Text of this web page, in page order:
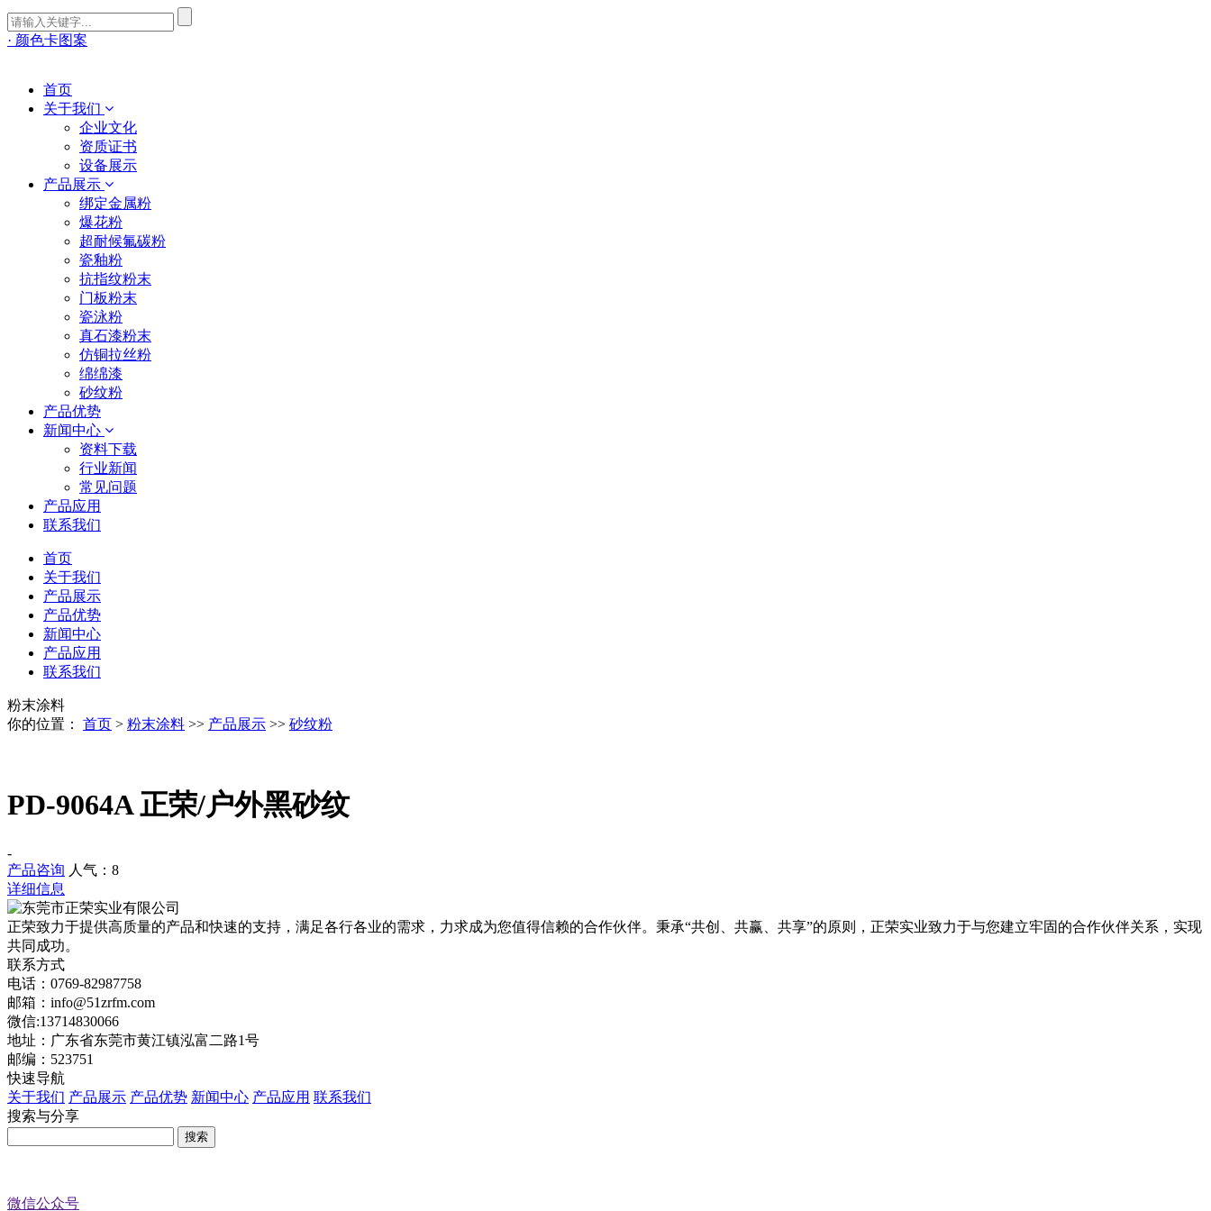
· 颜色卡图案
首页
关于我们
企业文化
资质证书
设备展示
产品展示
绑定金属粉
爆花粉
超耐候氟碳粉
瓷釉粉
抗指纹粉末
门板粉末
瓷泳粉
真石漆粉末
仿铜拉丝粉
绵绵漆
砂纹粉
产品优势
新闻中心
资料下载
行业新闻
常见问题
产品应用
联系我们
首页
关于我们
产品展示
产品优势
新闻中心
产品应用
联系我们
粉末涂料
你的位置： 首页 > 粉末涂料 >> 产品展示 >> 砂纹粉
PD-9064A 正荣/户外黑砂纹
-
产品咨询 人气： 8
详细信息
正荣致力于提供高质量的产品和快速的支持，满足各行各业的需求，力求成为您值得信赖的合作伙伴。秉承“共创、共赢、共享”的原则，正荣实业致力于与您建立牢固的合作伙伴关系，实现
共同成功。
联系方式
电话：0769-82987758
邮箱：info@51zrfm.com
微信:13714830066
地址：广东省东莞市黄江镇泓富二路1号
邮编：523751
快速导航
关于我们 产品展示 产品优势 新闻中心 产品应用 联系我们
搜索与分享
微信公众号